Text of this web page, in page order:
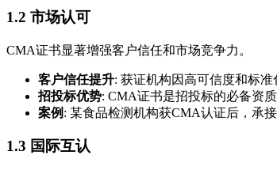
1.2 市场认可
CMA证书显著增强客户信任和市场竞争力。
客户信任提升: 获证机构因高可信度和标
招投标优势: CMA证书是招投标的必备资
案例 : 某食品检测机构获CMA认证后，承
1.3 国际互认